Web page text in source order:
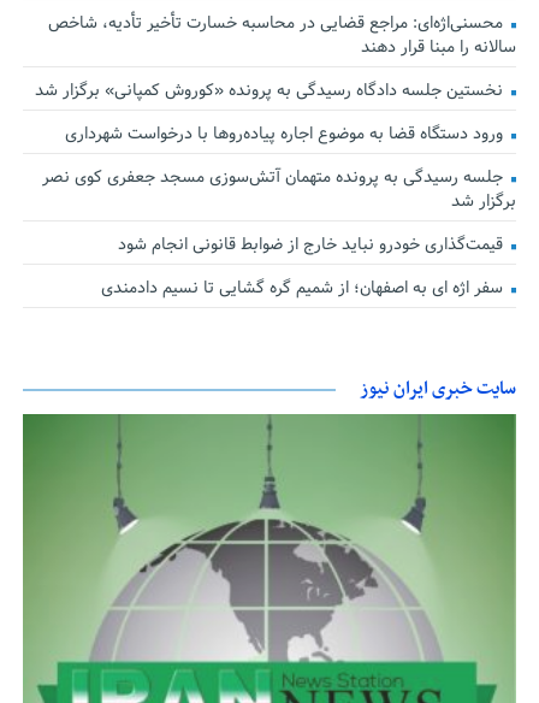
محسنی‌اژه‌ای: مراجع قضایی در محاسبه خسارت تأخیر تأدیه، شاخص
سالانه را مبنا قرار دهند
نخستین جلسه دادگاه رسیدگی به پرونده «کوروش کمپانی» برگزار شد
ورود دستگاه قضا به موضوع اجاره پیاده‌روها با درخواست شهرداری
جلسه رسیدگی به پرونده متهمان آتش‌سوزی مسجد جعفری کوی نصر
برگزار شد
قیمت‌گذاری خودرو نباید خارج از ضوابط قانونی انجام شود
سفر اژه ای به اصفهان؛ از شمیم گره گشایی تا نسیم دادمندی
سایت خبری ایران نیوز